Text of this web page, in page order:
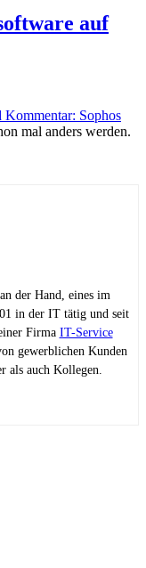
auf
Kommentar: Sophos
mal anders werden.
der Hand, eines im
in der IT tätig und seit
Firma IT-Service
gewerblichen Kunden
als auch Kollegen.